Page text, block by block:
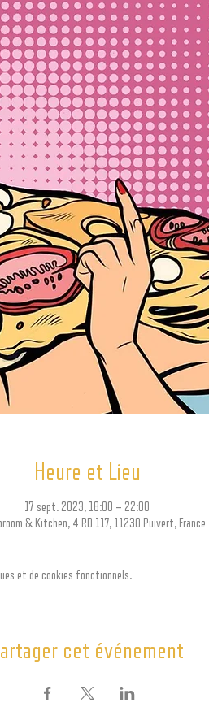
Heure et Lieu
17 sept. 2023, 18:00 – 22:00
& Kitchen, 4 RD 117, 11230 Puivert, France
et de cookies fonctionnels.
cet événement